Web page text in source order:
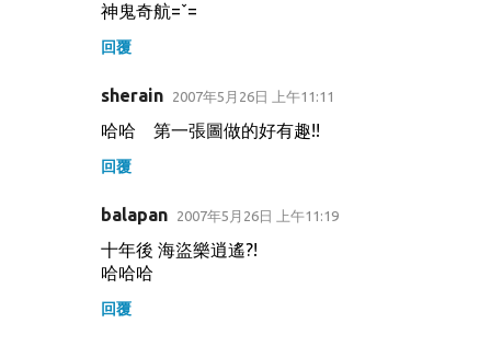
神鬼奇航=ˇ=
回覆
sherain 2007年5月26日 上午11:11
哈哈 第一張圖做的好有趣!!
回覆
balapan 2007年5月26日 上午11:19
十年後 海盜樂逍遙?!
哈哈哈
回覆